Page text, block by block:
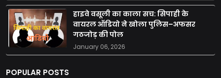
हाइवे वसूली का काला सच: सिपाही के
वायरल ऑडियो ने खोला पुलिस–अफसर
गठजोड़ की पोल
January 06, 2026
POPULAR POSTS